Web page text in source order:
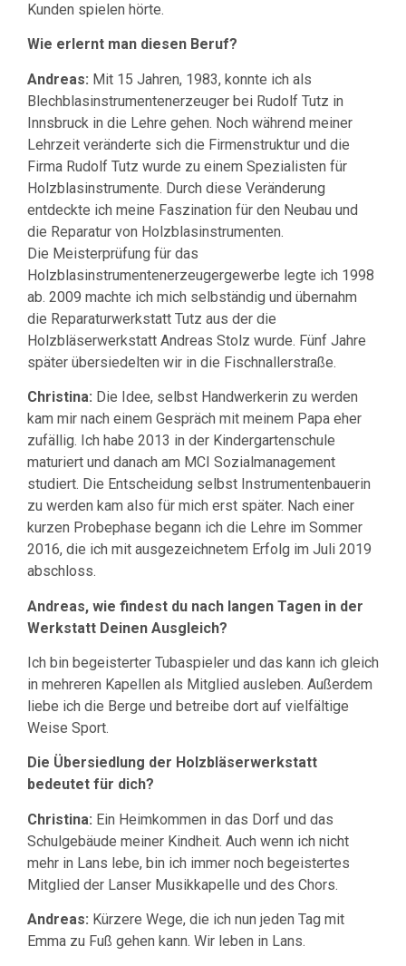
Kunden spielen hörte.
Wie erlernt man diesen Beruf?
Andreas: Mit 15 Jahren, 1983, konnte ich als
Blechblasinstrumentenerzeuger bei Rudolf Tutz in
Innsbruck in die Lehre gehen. Noch während meiner
Lehrzeit veränderte sich die Firmenstruktur und die
Firma Rudolf Tutz wurde zu einem Spezialisten für
Holzblasinstrumente. Durch diese Veränderung
entdeckte ich meine Faszination für den Neubau und
die Reparatur von Holzblasinstrumenten.
Die Meisterprüfung für das
Holzblasinstrumentenerzeugergewerbe legte ich 1998
ab. 2009 machte ich mich selbständig und übernahm
die Reparaturwerkstatt Tutz aus der die
Holzbläserwerkstatt Andreas Stolz wurde. Fünf Jahre
später übersiedelten wir in die Fischnallerstraße.
Christina: Die Idee, selbst Handwerkerin zu werden
kam mir nach einem Gespräch mit meinem Papa eher
zufällig. Ich habe 2013 in der Kindergartenschule
maturiert und danach am MCI Sozialmanagement
studiert. Die Entscheidung selbst Instrumentenbauerin
zu werden kam also für mich erst später. Nach einer
kurzen Probephase begann ich die Lehre im Sommer
2016, die ich mit ausgezeichnetem Erfolg im Juli 2019
abschloss.
Andreas, wie findest du nach langen Tagen in der
Werkstatt Deinen Ausgleich?
Ich bin begeisterter Tubaspieler und das kann ich gleich
in mehreren Kapellen als Mitglied ausleben. Außerdem
liebe ich die Berge und betreibe dort auf vielfältige
Weise Sport.
Die Übersiedlung der Holzbläserwerkstatt
bedeutet für dich?
Christina: Ein Heimkommen in das Dorf und das
Schulgebäude meiner Kindheit. Auch wenn ich nicht
mehr in Lans lebe, bin ich immer noch begeistertes
Mitglied der Lanser Musikkapelle und des Chors.
Andreas: Kürzere Wege, die ich nun jeden Tag mit
Emma zu Fuß gehen kann. Wir leben in Lans.